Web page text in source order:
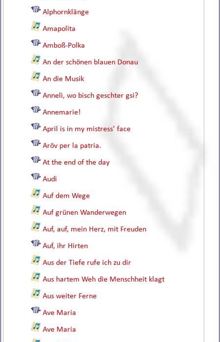
Alphornklänge
Amapolita
Amboß-Polka
An der schönen blauen Donau
An die Musik
Anneli, wo bisch geschter gsi?
Annemarie!
April is in my mistress' face
Aröv per la patria.
At the end of the day
Audi
Auf dem Wege
Auf grünen Wanderwegen
Auf, auf, mein Herz, mit Freuden
Auf, ihr Hirten
Aus der Tiefe rufe ich zu dir
Aus hartem Weh die Menschheit klagt
Aus weiter Ferne
Ave Maria
Ave Maria